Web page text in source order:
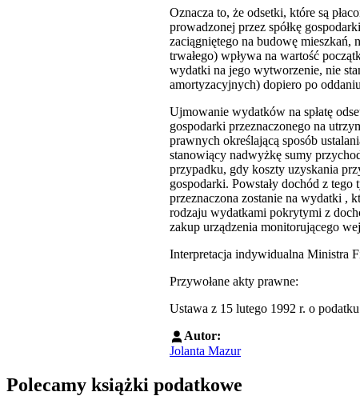
Oznacza to, że odsetki, które są
prowadzonej przez spółkę
zaciągniętego na budowę
trwałego) wpływa na wartość
wydatki na jego wytworzenie, nie
amortyzacyjnych) dopiero po
Ujmowanie wydatków na spłatę
gospodarki przeznaczonego na
prawnych określającą sposób
stanowiący nadwyżkę sumy
przypadku, gdy koszty uzyskania
gospodarki. Powstały dochód z
przeznaczona zostanie na wydatki ,
rodzaju wydatkami pokrytymi z
zakup urządzenia monitorującego
Interpretacja indywidualna Ministra
Przywołane akty prawne:
Ustawa z 15 lutego 1992 r. o
Autor:
Jolanta Mazur
Polecamy książki podatkowe